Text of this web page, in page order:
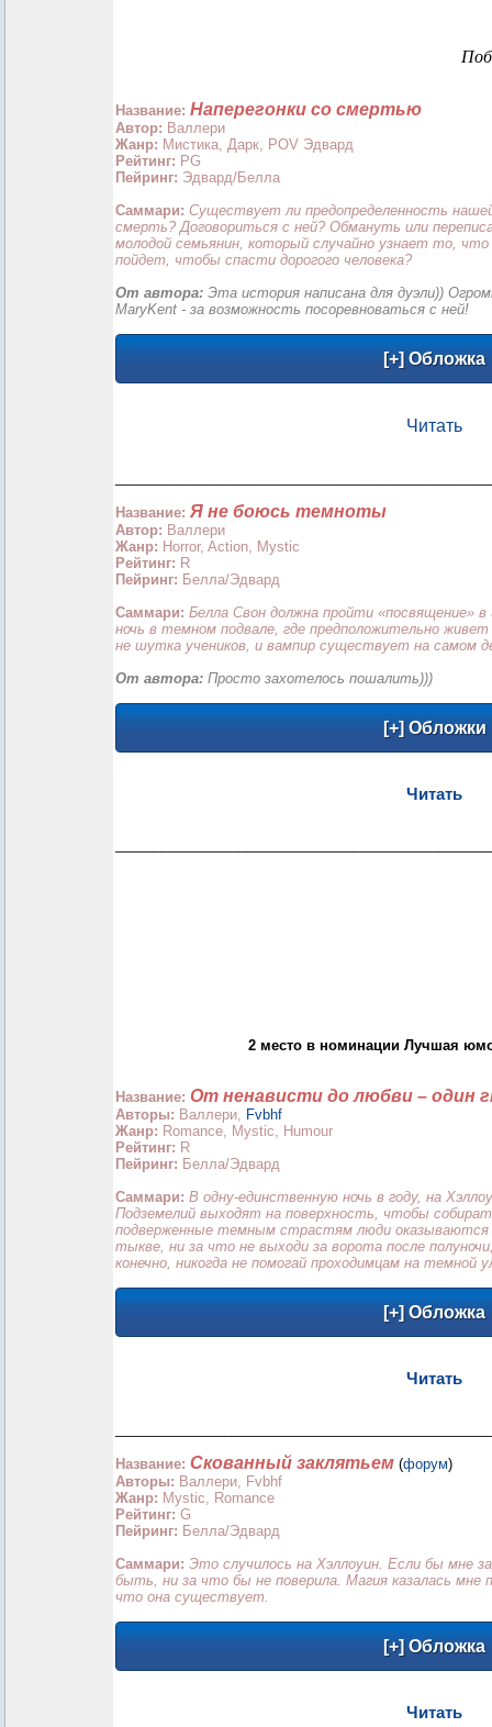
Название: Наперегонки со смертью
Автор: Валлери
Жанр: Мистика, Дарк, POV Эдвард
Рейтинг: PG
Пейринг: Эдвард/Белла
Саммари: Существует ли предопределенность
смерть? Договориться с ней? Обмануть или
молодой семьянин, который случайно узнает то,
пойдет, чтобы спасти дорогого человека?
От автора: Эта история написана для дуэли))
MaryKent - за возможность посоревноваться с ней!
Читать
Название: Я не боюсь темноты
Автор: Валлери
Жанр: Horror, Action, Mystic
Рейтинг: R
Пейринг: Белла/Эдвард
Саммари: Белла Свон должна пройти «посвящение»
ночь в темном подвале, где предположительно
не шутка учеников, и вампир существует на самом
От автора: Просто захотелось пошалить)))
Читать
2 место в номинации Лучшая
Название: От ненависти до любви – один
Авторы: Валлери, Fvbhf
Жанр: Romance, Mystic, Humour
Рейтинг: R
Пейринг: Белла/Эдвард
Саммари: В одну-единственную ночь в году, на
Подземелий выходят на поверхность, чтобы
подверженные темным страстям люди оказываются
тыкве, ни за что не выходи за ворота после
конечно, никогда не помогай проходимцам на темной
Читать
Название: Скованный заклятьем (форум)
Авторы: Валлери, Fvbhf
Жанр: Mystic, Romanсe
Рейтинг: G
Пейринг: Белла/Эдвард
Саммари: Это случилось на Хэллоуин. Если бы мне
быть, ни за что бы не поверила. Магия казалась мне
что она существует.
Читать